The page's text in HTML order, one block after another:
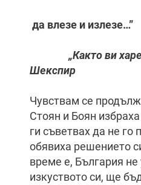
да влезе и излезе…”
„Както ви
Шекспир
Чувствам се
Стоян и Боян
ги съветвах да не го
обявиха решението
време е, България
изкуството си, ще